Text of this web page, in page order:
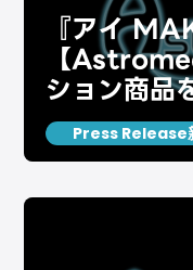
『アイ
【
ション商品
Press Release